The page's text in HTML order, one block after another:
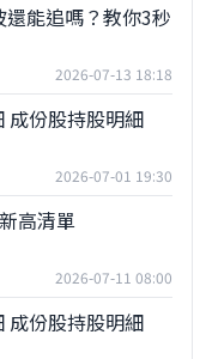
能追嗎？教你3秒
2026-07-13 18:18
成份股持股明細
2026-07-01 19:30
高清單
2026-07-11 08:00
成份股持股明細